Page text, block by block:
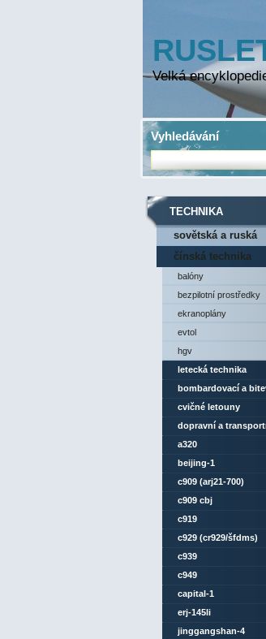
Velká
TECHNIKA
sovětská a ruská
technika
čínská technika
balóny
bezpilotní prostředky
ekranoplány
evtol
hgv
letecká technika
bombardovací a
letouny
cvičné letouny
dopravní a
letouny
a320
beijing-1
c909 (arj21-700)
c909 cbj
c919
c929 (cr929/šfdms)
c939
c949
capital-1
erj-145li
jinggangshan-4
Vyhledávání